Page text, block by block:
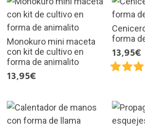
Monokuro mini maceta
con kit de cultivo en
forma de animalito
13,95€
forma
13,95€